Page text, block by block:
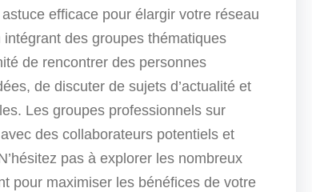
efficace pour élargir votre réseau
des groupes thématiques
de rencontrer des personnes
de discuter de sujets d’actualité et
Les groupes professionnels sur
des collaborateurs potentiels et
pas à explorer les nombreux
pour maximiser les bénéfices de votre